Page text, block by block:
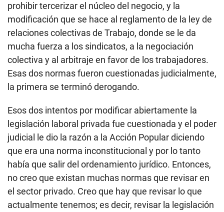
4
5
s
c
o
n
d
prohibir tercerizar el núcleo del negocio, y la
modificación que se hace al reglamento de la ley de
relaciones colectivas de Trabajo, donde se le da
mucha fuerza a los sindicatos, a la negociación
colectiva y al arbitraje en favor de los trabajadores.
Esas dos normas fueron cuestionadas judicialmente,
la primera se terminó derogando.
Esos dos intentos por modificar abiertamente la
legislación laboral privada fue cuestionada y el poder
judicial le dio la razón a la Acción Popular diciendo
que era una norma inconstitucional y por lo tanto
había que salir del ordenamiento jurídico. Entonces,
no creo que existan muchas normas que revisar en
el sector privado. Creo que hay que revisar lo que
actualmente tenemos; es decir, revisar la legislación